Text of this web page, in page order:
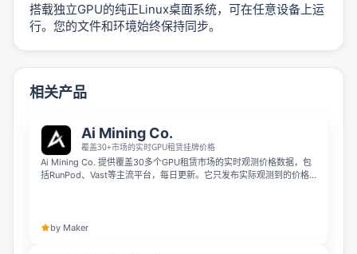
搭载独立GPU的纯正Linux桌面系统，可在任意设备上运
行。您的文件和环境始终保持同步。
相关产品
Ai Mining Co.
覆盖30+市场的实时GPU租赁挂牌价格
Ai Mining Co. 提供覆盖30多个GPU租赁市场的实时观测价格数据，包
括RunPod、Vast等主流平台，每日更新。它只发布实际观测到的价格
by Maker